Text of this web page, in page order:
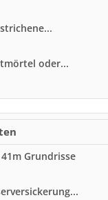
oder...
Grundrisse